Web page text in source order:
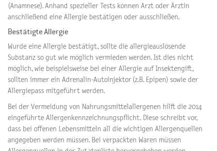
(Anamnese). Anhand spezieller Tests können Arzt oder Ärztin
anschließend eine Allergie bestätigen oder ausschließen.
Bestätigte Allergie
Wurde eine Allergie bestätigt, sollte die allergieauslösende
Substanz so gut wie möglich vermieden werden. Ist dies nicht
möglich, wie beispielsweise bei einer Allergie auf Insektengift,
sollten immer ein Adrenalin-Autoinjektor (z.B. Epipen) sowie der
Allergiepass mitgeführt werden.
Bei der Vermeidung von Nahrungsmittelallergenen hilft die 2014
eingeführte Allergenkennzeichnungspflicht. Diese schreibt vor,
dass bei offenen Lebensmitteln all die wichtigen Allergenquellen
angegeben werden müssen. Bei verpackten Waren müssen